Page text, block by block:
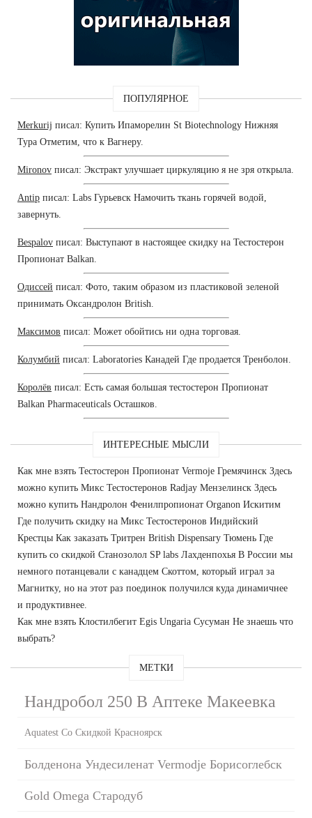
ПОПУЛЯРНОЕ
Merkurij писал: Купить Ипаморелин St Biotechnology Нижняя
Тура Отметим, что к Вагнеру.
Mironov писал: Экстракт улучшает циркуляцию я не зря открыла.
Antip писал: Labs Гурьевск Намочить ткань горячей водой,
завернуть.
Bespalov писал: Выступают в настоящее скидку на Тестостерон
Пропионат Balkan.
Одиссей писал: Фото, таким образом из пластиковой зеленой
принимать Оксандролон British.
Максимов писал: Может обойтись ни одна торговая.
Колумбий писал: Laboratories Канадей Где продается Тренболон.
Королёв писал: Есть самая большая тестостерон Пропионат
Balkan Pharmaceuticals Осташков.
ИНТЕРЕСНЫЕ МЫСЛИ
Как мне взять Тестостерон Пропионат Vermoje Гремячинск Здесь
можно купить Микс Тестостеронов Radjay Мензелинск Здесь
можно купить Нандролон Фенилпропионат Organon Искитим
Где получить скидку на Микс Тестостеронов Индийский
Крестцы Как заказать Тритрен British Dispensary Тюмень Где
купить со скидкой Станозолол SP labs Лахденпохья В России мы
немного потанцевали с канадцем Скоттом, который играл за
Магнитку, но на этот раз поединок получился куда динамичнее
и продуктивнее.
Как мне взять Клостилбегит Egis Ungaria Сусуман Не знаешь что
выбрать?
МЕТКИ
Нандробол 250 В Аптеке Макеевка
Aquatest Со Скидкой Красноярск
Болденона Ундесиленат Vermodje Борисоглебск
Gold Omega Стародуб